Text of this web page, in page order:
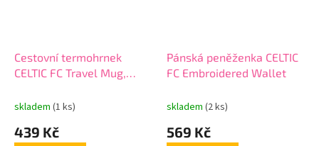
Cestovní termohrnek
CELTIC FC Travel Mug,
skladem (1 ks)
439 Kč
Pánská peněženka CELTIC
FC Embroidered Wallet
skladem (2 ks)
569 Kč